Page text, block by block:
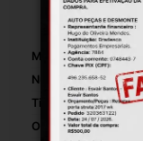
Marca:
Número De Peça:
Tipo De Veículo:
Origem: